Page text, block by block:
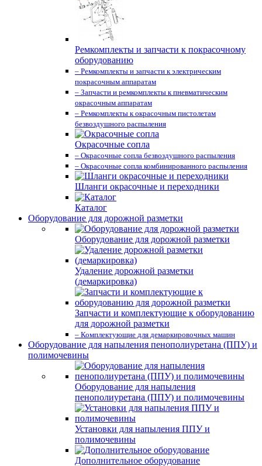
Ремкомплекты и запчасти к покрасочному
оборудованию
– Ремкомплекты и запчасти к электрическим
покрасочным аппаратам
– Запчасти и ремкомплекты к пневматическим
окрасочным аппаратам
– Ремкомплекты к окрасочным пистолетам
безвоздушного распыления
Окрасочные сопла
– Окрасочные сопла безвоздушного распыления
– Окрасочные сопла комбинированного распыления
Шланги окрасочные и переходники
Каталог
Оборудование для дорожной разметки
Оборудование для дорожной разметки
Удаление дорожной разметки
(демаркировка)
Запчасти и комплектующие к оборудованию
для дорожной разметки
– Комплектующие для демаркировочных машин
Оборудование для напыления пенополиуретана (ППУ) и
полимочевины
Оборудование для напыления
пенополиуретана (ППУ) и полимочевины
Установки для напыления ППУ и
полимочевины
Дополнительное оборудование